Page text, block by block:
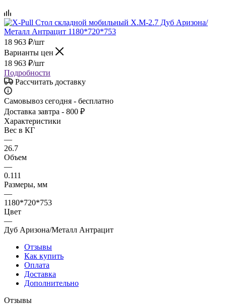
18 963 ₽/шт
Варианты цен
18 963 ₽/шт
Подробности
Рассчитать доставку
Самовывоз сегодня - бесплатно
Доставка завтра - 800 ₽
Характеристики
Вес в КГ
—
26.7
Объем
—
0.111
Размеры, мм
—
1180*720*753
Цвет
—
Дуб Аризона/Металл Антрацит
Отзывы
Как купить
Оплата
Доставка
Дополнительно
Отзывы